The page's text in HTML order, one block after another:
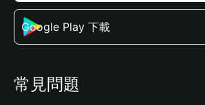
Google Play 下載
常見問題